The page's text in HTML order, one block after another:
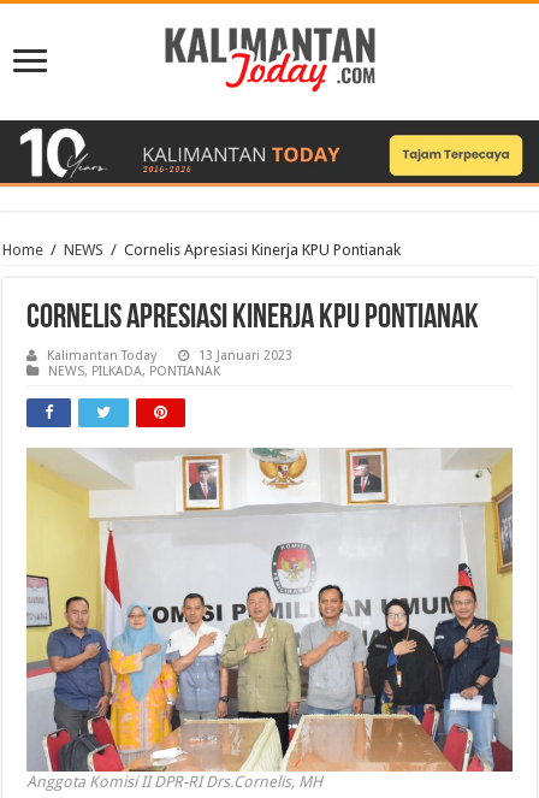
Home / NEWS / Cornelis Apresiasi Kinerja KPU Pontianak
Cornelis Apresiasi Kinerja KPU Pontianak
Kalimantan Today
13 Januari 2023
NEWS, PILKADA, PONTIANAK
Anggota Komisi II DPR-RI Drs.Cornelis, MH